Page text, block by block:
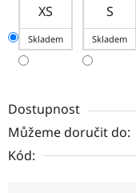
XS
Skladem
S
Skladem
Dostupnost
Můžeme doručit do:
Kód: